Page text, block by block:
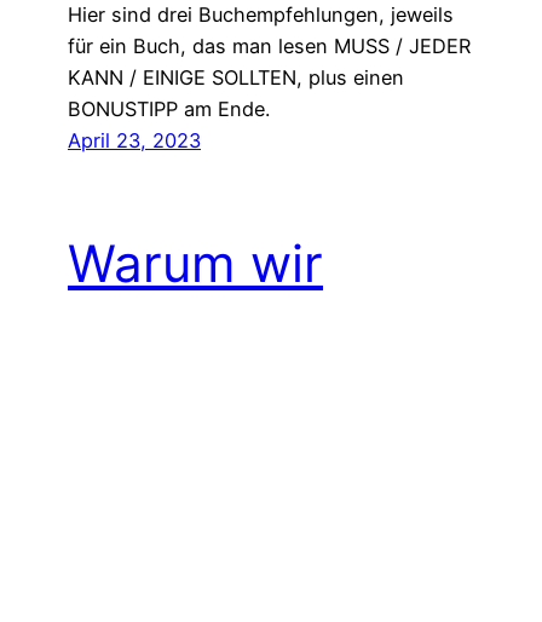
Hier sind drei Buchempfehlungen, jeweils
für ein Buch, das man lesen MUSS / JEDER
KANN / EINIGE SOLLTEN, plus einen
BONUSTIPP am Ende.
April 23, 2023
Warum wir